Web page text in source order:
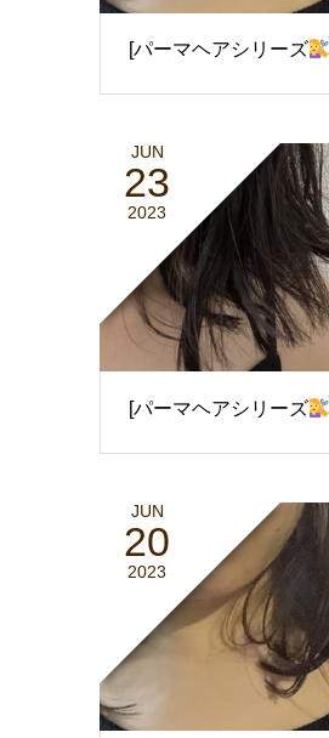
[パーマヘアシリーズ
JUN
23
2023
[パーマヘアシリーズ
JUN
20
2023